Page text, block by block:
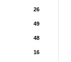
26
49
48
16